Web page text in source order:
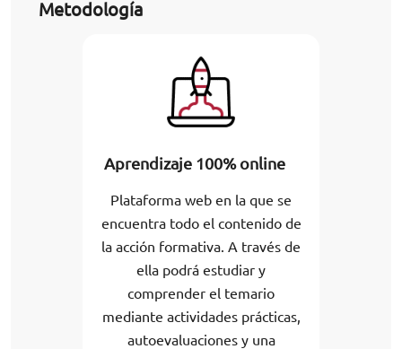
Metodología
Aprendizaje 100% online
Plataforma web en la que se
encuentra todo el contenido de
la acción formativa. A través de
ella podrá estudiar y
comprender el temario
mediante actividades prácticas,
autoevaluaciones y una